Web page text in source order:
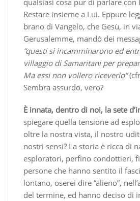
qualsiasi cosa pur di parlare con
Restare insieme a Lui. Eppure
brano di Vangelo, che Gesù, in
Gerusalemme, mandò dei
“questi si incamminarono ed
villaggio di Samaritani per
Ma essi non vollero riceverlo”
Sembra assurdo, vero?
È innata, dentro di noi, la sete
spiegare quella tensione ad
oltre la nostra vista, il nostro
nostri sensi? La storia è ricca di
esploratori, perfino condottieri,
persone che hanno sentito il
lontano, oserei dire “alieno”,
del termine, ed hanno deciso di